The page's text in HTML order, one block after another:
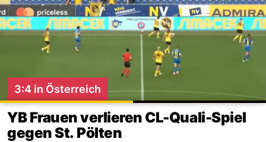
3:4 in Österreich
YB Frauen verlieren CL-Quali-Spiel
gegen St. Pölten